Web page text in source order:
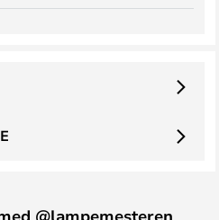
@lampemesteren